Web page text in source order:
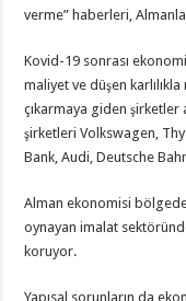
verme” haberleri,
Kovid-19 sonrası
maliyet ve düşen
çıkarmaya giden şirketler
şirketleri Volkswagen,
Bank, Audi, Deutsche
Alman ekonomisi
oynayan imalat
koruyor.
Yapısal sorunların da